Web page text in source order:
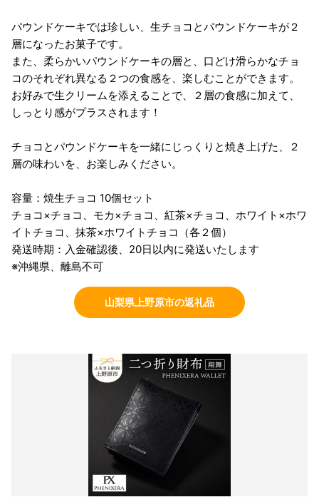
パウンドケーキでは珍しい、生チョコとパウンドケーキが２
層になったお菓子です。
また、柔らかいパウンドケーキの層と、口どけ滑らかなチョ
コのそれぞれ異なる２つの食感を、楽しむことができます。
お好みで生クリームを添えることで、２層の食感に加えて、
しっとり感がプラスされます！
チョコとパウンドケーキを一緒にじっくりと焼き上げた、２
層の味わいを、お楽しみください。
容量：焼生チョコ 10個セット
チョコ×チョコ、モカ×チョコ、紅茶×チョコ、ホワイト×ホワ
イトチョコ、抹茶×ホワイトチョコ（各２個）
発送時期：入金確認後、20日以内に発送いたします
※沖縄県、離島不可
山梨県上野原市の返礼品